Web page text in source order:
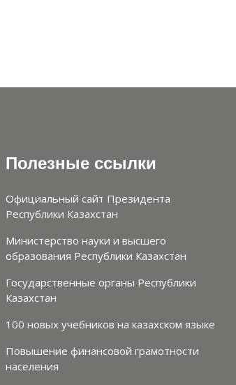
Полезные ссылки
Официальный сайт Президента
Республики Казахстан
Министерство науки и высшего
образования Республики Казахстан
Государственные органы Республики
Казахстан
100 новых учебников на казахском языке
Повышение финансовой грамотности
населения